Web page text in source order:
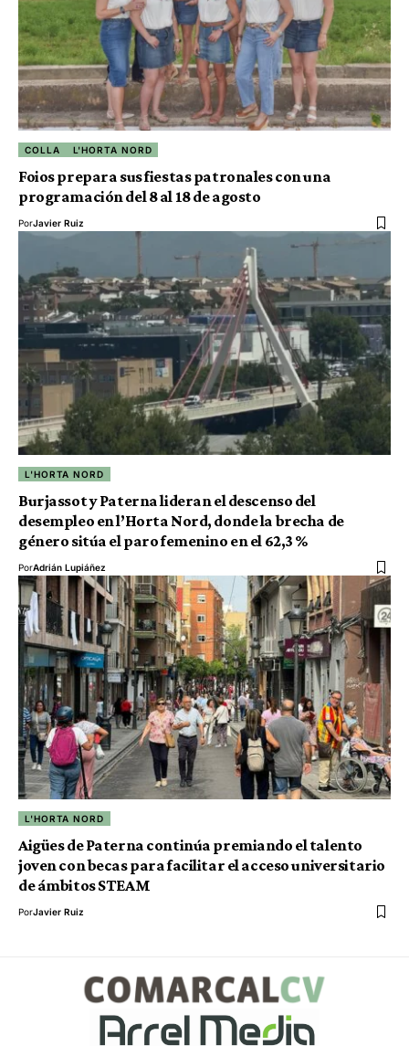
COLLA L'HORTA NORD
Foios prepara sus fiestas patronales con una
programación del 8 al 18 de agosto
PorJavier Ruiz
L'HORTA NORD
Burjassot y Paterna lideran el descenso del
desempleo en l’Horta Nord, donde la brecha de
género sitúa el paro femenino en el 62,3 %
PorAdrián Lupiáñez
L'HORTA NORD
Aigües de Paterna continúa premiando el talento
joven con becas para facilitar el acceso universitario
de ámbitos STEAM
PorJavier Ruiz